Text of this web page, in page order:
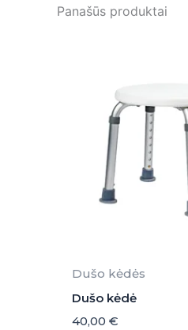
Panašūs produktai
Dušo kėdės
Dušo kėdė
40,00€